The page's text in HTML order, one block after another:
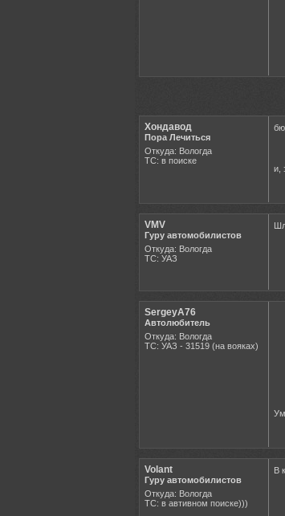
Хондавод
Пора Лечиться
Откуда: Вологда
ТС: в поиске
и,
VMV
Гуру автомобилистов
Откуда: Вологда
ТС: УАЗ
SergeyA76
Автолюбитель
Откуда: Вологда
ТС: УАЗ - 31519 (на вояках)
Volant
Гуру автомобилистов
Откуда: Вологда
ТС: в автивном поиске)))
В